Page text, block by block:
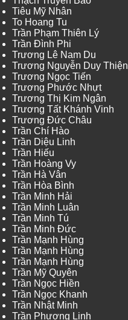
Tiêu Mỹ Nhân
To Hoang Tu
Trần Phạm Thiên Lý
Trần Đình Phi
Trương Lê Nam Du
Trương Nguyễn Duy Thiện
Trương Ngọc Tiến
Trương Phước Nhựt
Trương Thị Kim Ngân
Trương Tất Khánh Vinh
Trương Đức Châu
Trần Chí Hào
Trần Diệu Linh
Trần Hiếu
Trần Hoàng Vy
Trần Hà Vân
Trần Hòa Bình
Trần Minh Hải
Trần Minh Luân
Trần Minh Tú
Trần Minh Đức
Trần Mạnh Hùng
Trần Mạnh Hùng
Trần Mạnh Hùng
Trần Mỹ Quyên
Trần Ngọc Hiền
Trần Ngọc Khanh
Trần Nhật Minh
Trần Phương Linh